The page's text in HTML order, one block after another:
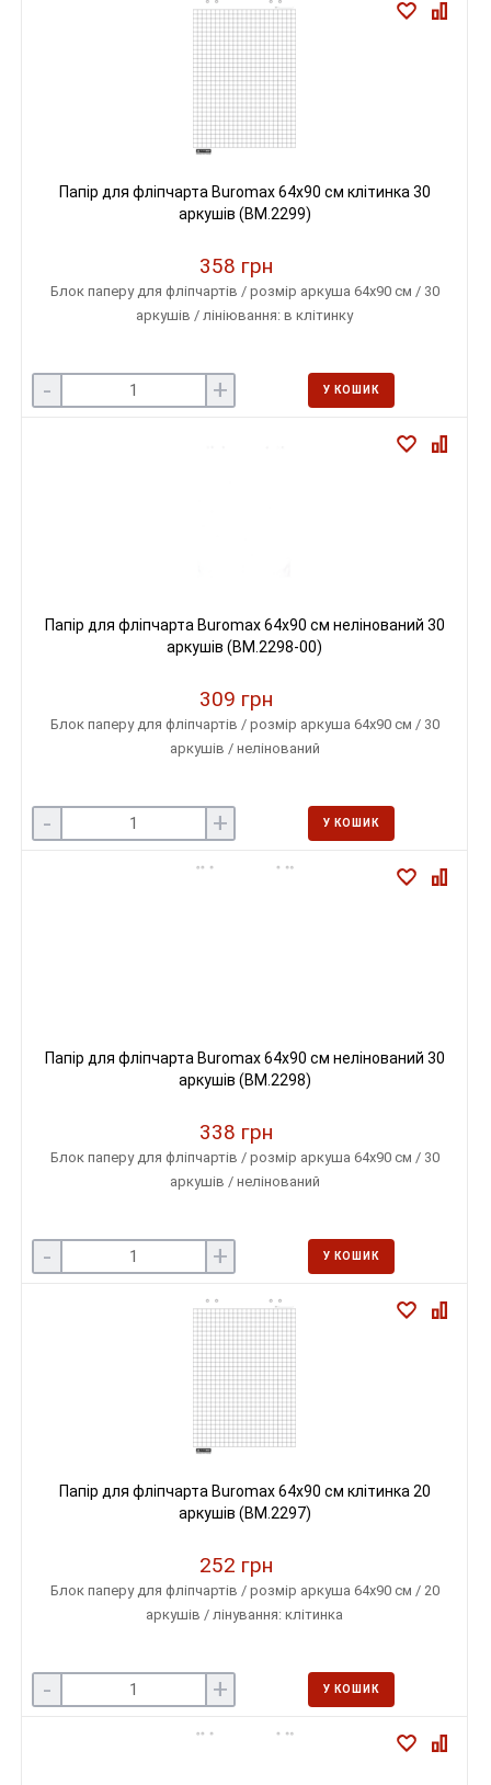
Папір для фліпчарта Buromax 64х90 см клітинка 30
аркушів (BM.2299)
358 грн
Блок паперу для фліпчартів / розмір аркуша 64х90 см / 30
аркушів / лініювання: в клітинку
- + У КОШИК
Папір для фліпчарта Buromax 64х90 см нелінований 30
аркушів (BM.2298-00)
309 грн
Блок паперу для фліпчартів / розмір аркуша 64х90 см / 30
аркушів / нелінований
- + У КОШИК
Папір для фліпчарта Buromax 64х90 см нелінований 30
аркушів (BM.2298)
338 грн
Блок паперу для фліпчартів / розмір аркуша 64х90 см / 30
аркушів / нелінований
- + У КОШИК
Папір для фліпчарта Buromax 64х90 см клітинка 20
аркушів (BM.2297)
252 грн
Блок паперу для фліпчартів / розмір аркуша 64х90 см / 20
аркушів / лінування: клітинка
- + У КОШИК